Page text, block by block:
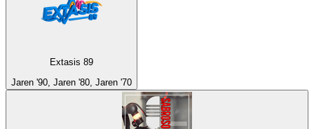
Extasis 89
Jaren '90, Jaren '80, Jaren '70